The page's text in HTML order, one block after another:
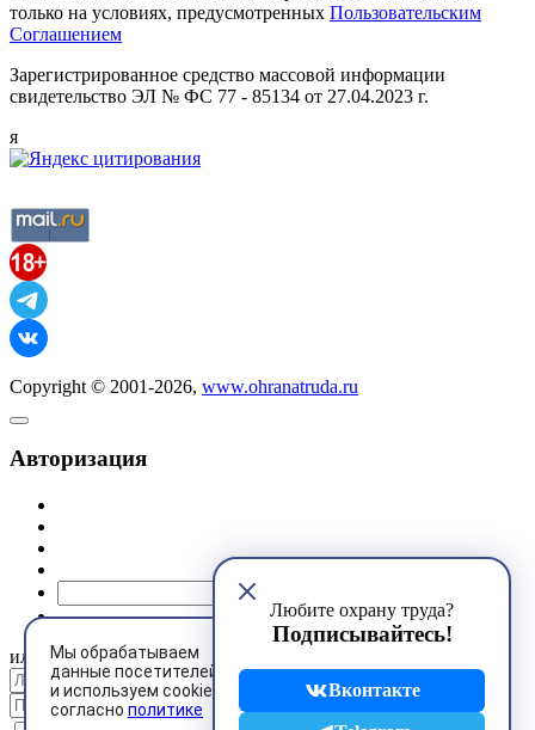
Мы обрабатываем
данные посетителей
и используем cookies
согласно политике
Любите охрану труда?
Подписывайтесь!
Вконтакте
только на условиях, предусмотренных Пользовательским
Соглашением
Зарегистрированное средство массовой информации
свидетельство ЭЛ № ФС 77 - 85134 от 27.04.2023 г.
я
Copyright © 2001-2026, www.ohranatruda.ru
Авторизация
или